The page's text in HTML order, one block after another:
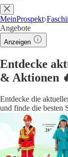
MeinProspekt
Angebote
Anzeigen
Entdecke
& Aktionen
Entdecke die
und finde die besten